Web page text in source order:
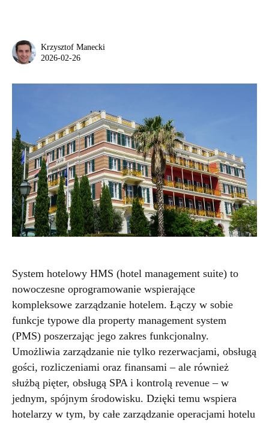
Krzysztof Manecki
2026-02-26
System hotelowy HMS (hotel management suite) to
nowoczesne oprogramowanie wspierające
kompleksowe zarządzanie hotelem. Łączy w sobie
funkcje typowe dla property management system
(PMS) poszerzając jego zakres funkcjonalny.
Umożliwia zarządzanie nie tylko rezerwacjami, obsługą
gości, rozliczeniami oraz finansami – ale również
służbą pięter, obsługą SPA i kontrolą revenue – w
jednym, spójnym środowisku. Dzięki temu wspiera
hotelarzy w tym, by całe zarządzanie operacjami hotelu